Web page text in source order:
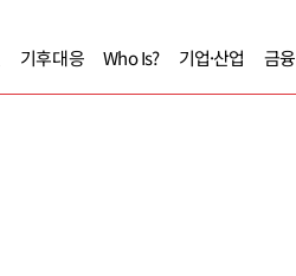
기후대응 Who Is? 기업·산업 금융